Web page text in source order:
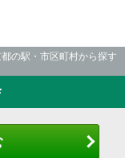
都の駅・市区町村から探す